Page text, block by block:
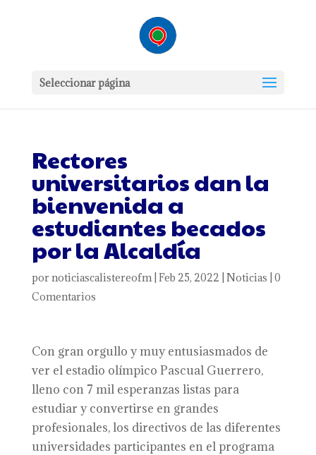
Seleccionar página
Rectores
universitarios dan la
bienvenida a
estudiantes becados
por la Alcaldía
por noticiascalistereofm| Feb 25, 2022 Noticias 0
Comentarios
Con gran orgullo y muy entusiasmados de
ver el estadio olímpico Pascual Guerrero,
lleno con 7 mil esperanzas listas para
estudiar y convertirse en grandes
profesionales, los directivos de las diferentes
universidades participantes en el programa